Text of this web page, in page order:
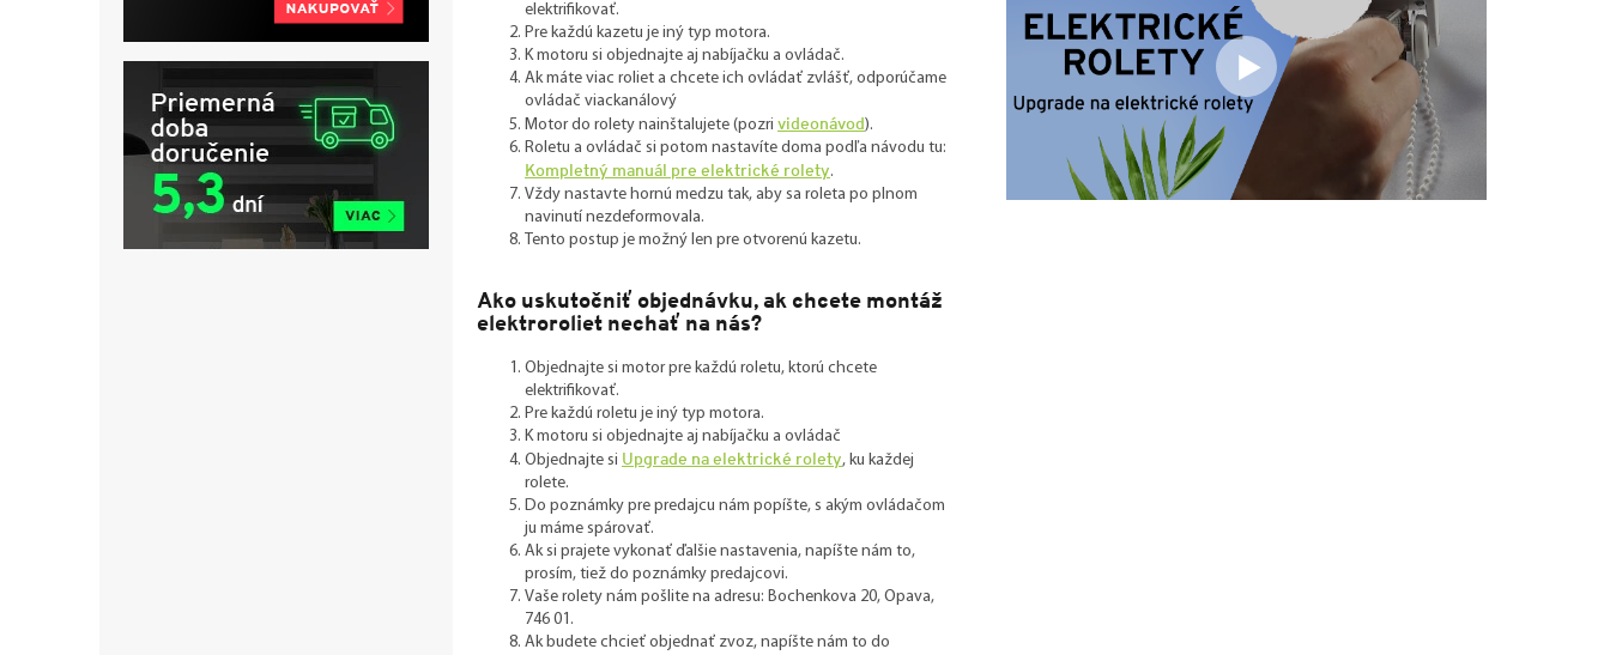
elektrifikovať.
Pre každú kazetu je iný typ motora.
K motoru si objednajte aj nabíjačku a ovládač.
Ak máte viac roliet a chcete ich ovládať zvlášť, odporúčame
ovládač viackanálový
Motor do rolety nainštalujete (pozri videonávod).
Roletu a ovládač si potom nastavíte doma podľa návodu tu:
Kompletný manuál pre elektrické rolety.
Vždy nastavte hornú medzu tak, aby sa roleta po plnom
navinutí nezdeformovala.
Tento postup je možný len pre otvorenú kazetu.
Ako uskutočniť objednávku, ak chcete montáž
elektroroliet nechať na nás?
Objednajte si motor pre každú roletu, ktorú chcete
elektrifikovať.
Pre každú roletu je iný typ motora.
K motoru si objednajte aj nabíjačku a ovládač
Objednajte si Upgrade na elektrické rolety, ku každej
rolete.
Do poznámky pre predajcu nám popíšte, s akým ovládačom
ju máme spárovať.
Ak si prajete vykonať ďalšie nastavenia, napíšte nám to,
prosím, tiež do poznámky predajcovi.
Vaše rolety nám pošlite na adresu: Bochenkova 20, Opava,
746 01.
Ak budete chcieť objednať zvoz, napíšte nám to do